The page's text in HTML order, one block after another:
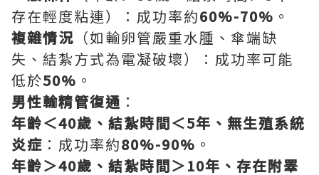
存在輕度粘連）：成功率約60%-70% 。
複雜情況 （如輸卵管嚴重水腫、傘端缺
失、結紮方式為電凝破壞）：成功率可能
低於50% 。
男性輸精管復通 ：
年齡＜40歲、結紮時間＜5年、無生殖系統
炎症 ：成功率約80%-90% 。
年齡＞40歲、結紮時間＞10年、存在附睪